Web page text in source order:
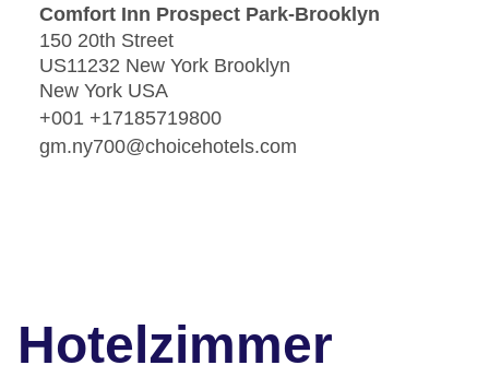
Comfort Inn Prospect Park-Brooklyn
150 20th Street
US11232 New York Brooklyn
New York USA
+001 +17185719800
gm.ny700@choicehotels.com
Hotelzimmer